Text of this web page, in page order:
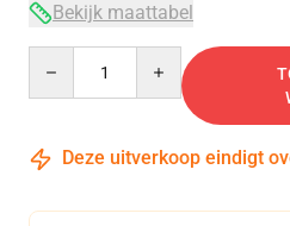
Bekijk maattabel
Deze uitverkoop eindigt